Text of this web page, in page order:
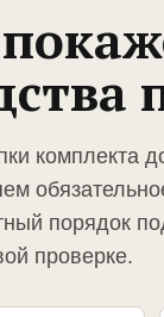
комплекта
порядок
проверке.